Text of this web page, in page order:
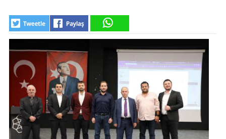
SAĞLIK
EĞİTİM
GALERİ
VİDEO
YAZARLAR